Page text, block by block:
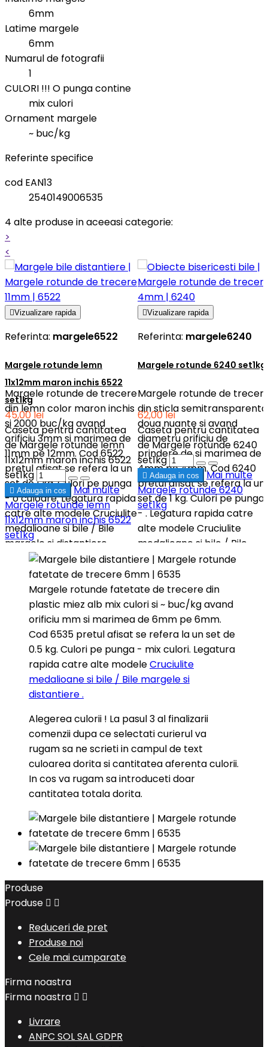
6mm
Latime margele
6mm
Numarul de fotografii
1
CULORI !!! O punga contine
mix culori
Ornament margele
~ buc/kg
Referinte specifice
cod EAN13
2540149006535
4 alte produse in aceeasi categorie:
>
<
Vizualizare rapida
Referinta: margele6522
Margele rotunde lemn
11x12mm maron inchis 6522
set1kg
Margele rotunde de trecere
din lemn color maron inchis
si 2000 buc/kg avand
orificiu 3mm si marimea de
11mm pe 12mm. Cod 6522
pretul afisat se refera la un
set de 1 kg. Culori pe punga
- o culoare. Legatura rapida
catre alte modele Cruciulite
medalioane si bile / Bile
margele si distantiere
.Alegerea culorii ! La pasul 3
al finalizarii comenzii dupa
45,00 lei
Caseta pentru cantitatea
de Margele rotunde lemn
11x12mm maron inchis 6522
set1kg
 Adauga in cos
Mai multe
Margele rotunde lemn
11x12mm maron inchis 6522
set1kg
Vizualizare rapida
Referinta: margele6240
Margele rotunde 6240 set1kg
Margele rotunde de
din sticla semitransparenta
doua nuante si avand
diametru orificiu de
prindere de si marimea de
4mm pe 4mm. Cod 6240
pretul afisat se refera la un
set de 1 kg. Culori pe punga
- . Legatura rapida catre
alte modele Cruciulite
medalioane si bile / Bile
margele si distantiere
.Alegerea culorii ! La pasul 3
al finalizarii...
62,00 lei
Caseta pentru cantitatea
de Margele rotunde 6240
set1kg
 Adauga in cos
Mai multe
Margele rotunde 6240
set1kg
Margele rotunde fatetate de trecere din
plastic miez alb mix culori si ~ buc/kg avand
orificiu mm si marimea de 6mm pe 6mm.
Cod 6535 pretul afisat se refera la un set de
0.5 kg. Culori pe punga - mix culori. Legatura
rapida catre alte modeleCruciulite
medalioane si bile / Bile margele si
distantiere .
Alegerea culorii ! La pasul 3 al finalizarii
comenzii dupa ce selectati curierul va
rugam sa ne scrieti in campul de text
culoarea dorita si cantitatea aferenta culorii.
In cos va rugam sa introduceti doar
cantitatea totala dorita.
Produse
Produse  
Reduceri de pret
Produse noi
Cele mai cumparate
Firma noastra
Firma noastra  
Livrare
ANPC SOL SAL GDPR